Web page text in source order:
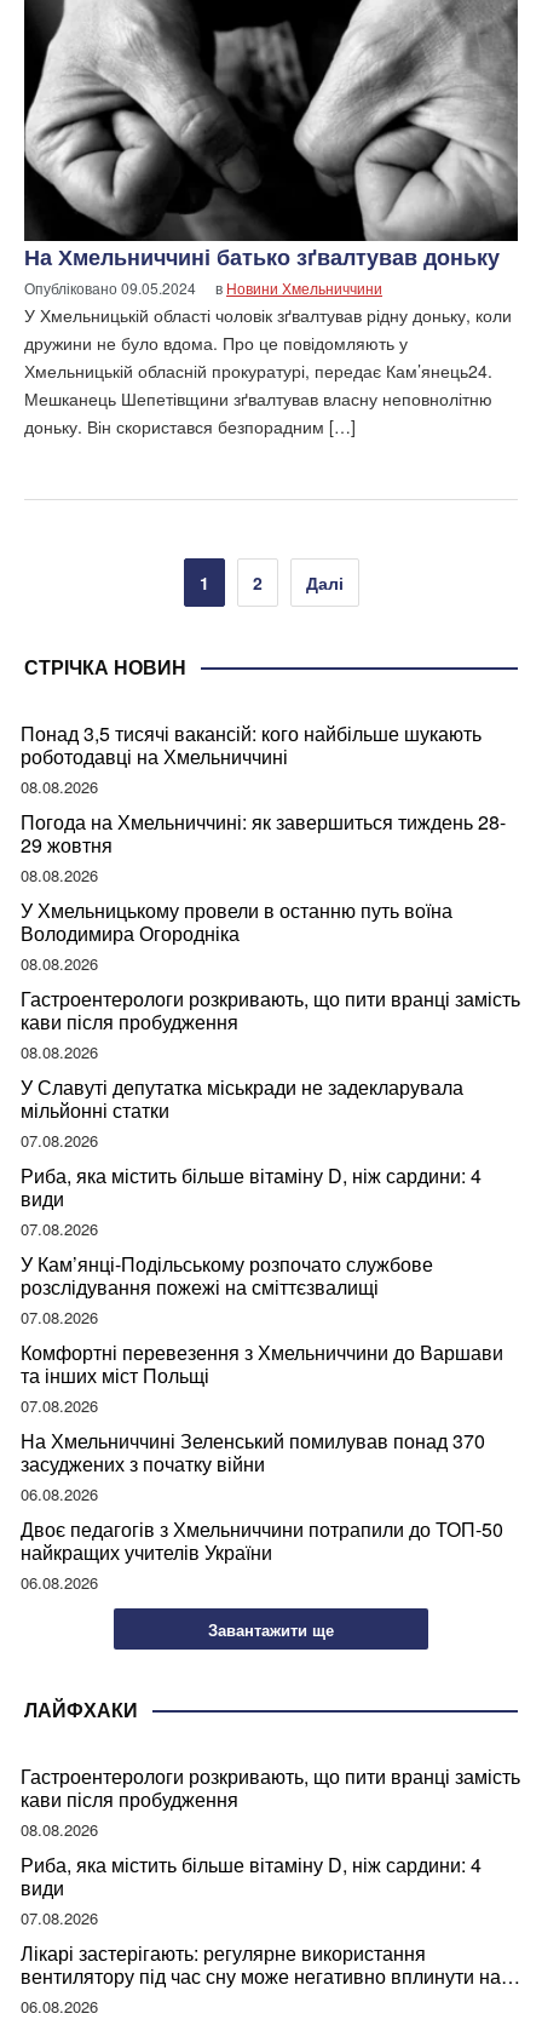
На Хмельниччині батько зґвалтував доньку
Опубліковано09.05.2024 в Новини Хмельниччини
У Хмельницькій області чоловік зґвалтував рідну доньку, коли
дружини не було вдома. Про це повідомляють у
Хмельницькій обласній прокуратурі, передає Кам’янець24.
Мешканець Шепетівщини зґвалтував власну неповнолітню
доньку. Він скористався безпорадним […]
1 2 Далі
СТРІЧКА НОВИН
Понад 3,5 тисячі вакансій: кого найбільше шукають
роботодавці на Хмельниччині
08.08.2026
Погода на Хмельниччині: як завершиться тиждень 28-
29 жовтня
08.08.2026
У Хмельницькому провели в останню путь воїна
Володимира Огородніка
08.08.2026
Гастроентерологи розкривають, що пити вранці замість
кави після пробудження
08.08.2026
У Славуті депутатка міськради не задекларувала
мільйонні статки
07.08.2026
Риба, яка містить більше вітаміну D, ніж сардини: 4
види
07.08.2026
У Кам’янці-Подільському розпочато службове
розслідування пожежі на сміттєзвалищі
07.08.2026
Комфортні перевезення з Хмельниччини до Варшави
та інших міст Польщі
07.08.2026
На Хмельниччині Зеленський помилував понад 370
засуджених з початку війни
06.08.2026
Двоє педагогів з Хмельниччини потрапили до ТОП-50
найкращих учителів України
06.08.2026
Завантажити ще
ЛАЙФХАКИ
Гастроентерологи розкривають, що пити вранці замість
кави після пробудження
08.08.2026
Риба, яка містить більше вітаміну D, ніж сардини: 4
види
07.08.2026
Лікарі застерігають: регулярне використання
вентилятору під час сну може негативно вплинути на
ваше здоров’я
06.08.2026